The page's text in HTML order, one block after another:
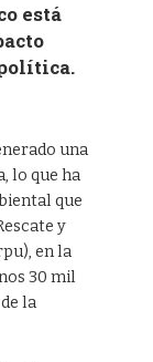
está
una
lo que ha
que
y
en la
30 mil
la